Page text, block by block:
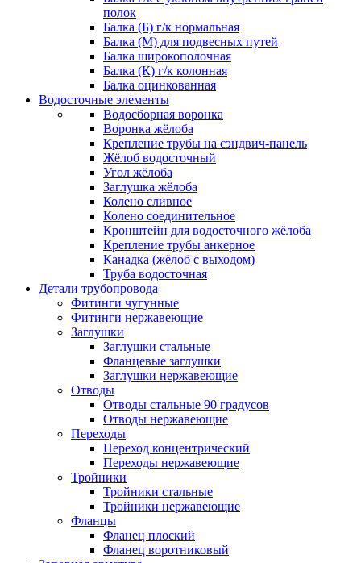
полок
Балка (Б) г/к нормальная
Балка (М) для подвесных путей
Балка широкополочная
Балка (К) г/к колонная
Балка оцинкованная
Водосточные элементы
Водосборная воронка
Воронка жёлоба
Крепление трубы на сэндвич-панель
Жёлоб водосточный
Угол жёлоба
Заглушка жёлоба
Колено сливное
Колено соединительное
Кронштейн для водосточного жёлоба
Крепление трубы анкерное
Канадка (жёлоб с выходом)
Труба водосточная
Детали трубопровода
Фитинги чугунные
Фитинги нержавеющие
Заглушки
Заглушки стальные
Фланцевые заглушки
Заглушки нержавеющие
Отводы
Отводы стальные 90 градусов
Отводы нержавеющие
Переходы
Переход концентрический
Переходы нержавеющие
Тройники
Тройники стальные
Тройники нержавеющие
Фланцы
Фланец плоский
Фланец воротниковый